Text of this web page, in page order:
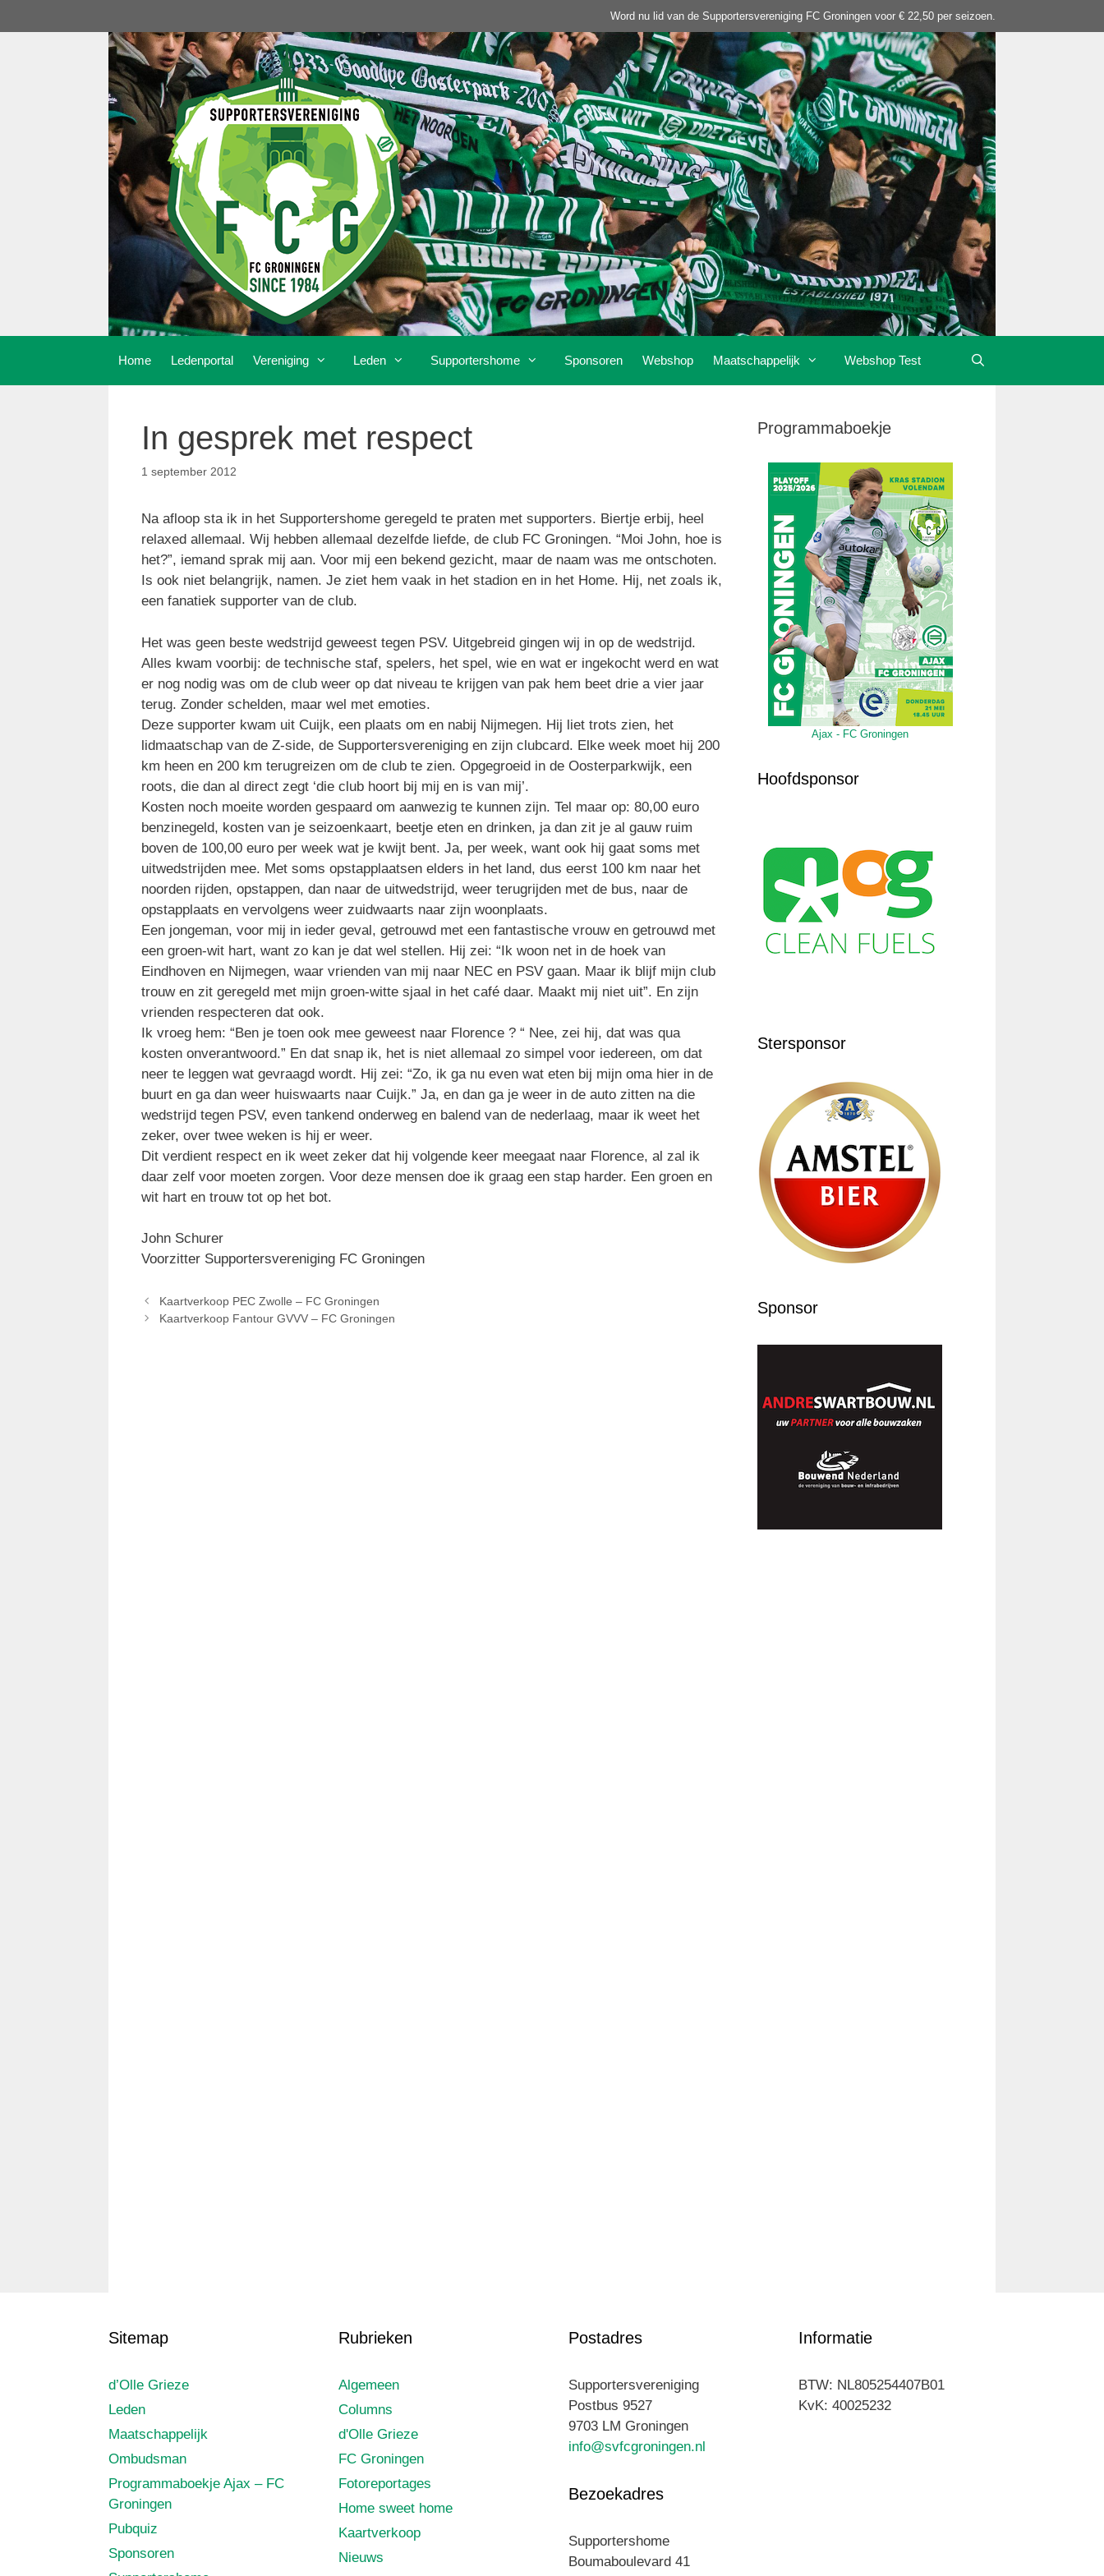
naar
Word nu lid van de Supportersvereniging FC Groningen voor € 22,50 per seizoen.
Home Ledenportal Vereniging Leden Supportershome Sponsoren Webshop Maatschappelijk Webshop Test
In gesprek met respect
1 september 2012
Na afloop sta ik in het Supportershome geregeld te praten met supporters. Biertje erbij, heel
relaxed allemaal. Wij hebben allemaal dezelfde liefde, de club FC Groningen. “Moi John, hoe is
het?”, iemand sprak mij aan. Voor mij een bekend gezicht, maar de naam was me ontschoten.
Is ook niet belangrijk, namen. Je ziet hem vaak in het stadion en in het Home. Hij, net zoals ik,
een fanatiek supporter van de club.
Het was geen beste wedstrijd geweest tegen PSV. Uitgebreid gingen wij in op de wedstrijd.
Alles kwam voorbij: de technische staf, spelers, het spel, wie en wat er ingekocht werd en wat
er nog nodig was om de club weer op dat niveau te krijgen van pak hem beet drie a vier jaar
terug. Zonder schelden, maar wel met emoties.
Deze supporter kwam uit Cuijk, een plaats om en nabij Nijmegen. Hij liet trots zien, het
lidmaatschap van de Z-side, de Supportersvereniging en zijn clubcard. Elke week moet hij 200
km heen en 200 km terugreizen om de club te zien. Opgegroeid in de Oosterparkwijk, een
roots, die dan al direct zegt ‘die club hoort bij mij en is van mij’.
Kosten noch moeite worden gespaard om aanwezig te kunnen zijn. Tel maar op: 80,00 euro
benzinegeld, kosten van je seizoenkaart, beetje eten en drinken, ja dan zit je al gauw ruim
boven de 100,00 euro per week wat je kwijt bent. Ja, per week, want ook hij gaat soms met
uitwedstrijden mee. Met soms opstapplaatsen elders in het land, dus eerst 100 km naar het
noorden rijden, opstappen, dan naar de uitwedstrijd, weer terugrijden met de bus, naar de
opstapplaats en vervolgens weer zuidwaarts naar zijn woonplaats.
Een jongeman, voor mij in ieder geval, getrouwd met een fantastische vrouw en getrouwd met
een groen-wit hart, want zo kan je dat wel stellen. Hij zei: “Ik woon net in de hoek van
Eindhoven en Nijmegen, waar vrienden van mij naar NEC en PSV gaan. Maar ik blijf mijn club
trouw en zit geregeld met mijn groen-witte sjaal in het café daar. Maakt mij niet uit”. En zijn
vrienden respecteren dat ook.
Ik vroeg hem: “Ben je toen ook mee geweest naar Florence ? “ Nee, zei hij, dat was qua
kosten onverantwoord.” En dat snap ik, het is niet allemaal zo simpel voor iedereen, om dat
neer te leggen wat gevraagd wordt. Hij zei: “Zo, ik ga nu even wat eten bij mijn oma hier in de
buurt en ga dan weer huiswaarts naar Cuijk.” Ja, en dan ga je weer in de auto zitten na die
wedstrijd tegen PSV, even tankend onderweg en balend van de nederlaag, maar ik weet het
zeker, over twee weken is hij er weer.
Dit verdient respect en ik weet zeker dat hij volgende keer meegaat naar Florence, al zal ik
daar zelf voor moeten zorgen. Voor deze mensen doe ik graag een stap harder. Een groen en
wit hart en trouw tot op het bot.
John Schurer
Voorzitter Supportersvereniging FC Groningen
Kaartverkoop PEC Zwolle – FC Groningen
Kaartverkoop Fantour GVVV – FC Groningen
Programmaboekje
Ajax - FC Groningen
Hoofdsponsor
Stersponsor
Sponsor
Sitemap
d’Olle Grieze
Leden
Maatschappelijk
Ombudsman
Programmaboekje Ajax – FC
Groningen
Pubquiz
Sponsoren
Rubrieken
Algemeen
Columns
d'Olle Grieze
FC Groningen
Fotoreportages
Home sweet home
Kaartverkoop
Nieuws
Postadres
Supportersvereniging
Postbus 9527
9703 LM Groningen
info@svfcgroningen.nl
Bezoekadres
Supportershome
Boumaboulevard 41
Informatie
BTW: NL805254407B01
KvK: 40025232